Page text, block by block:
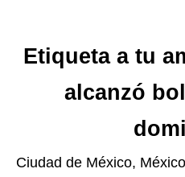
Etiqueta a tu
alcanzó
Ciudad de México,